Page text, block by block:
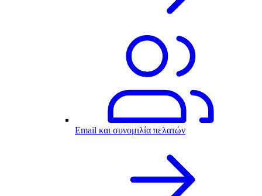
Email και συνομιλία πελατών